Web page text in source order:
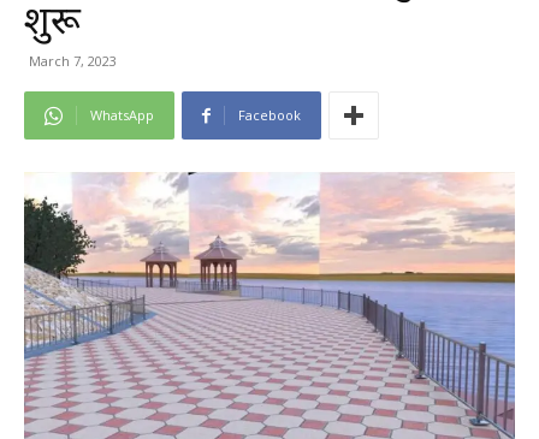
शुरू
March 7, 2023
WhatsApp Facebook